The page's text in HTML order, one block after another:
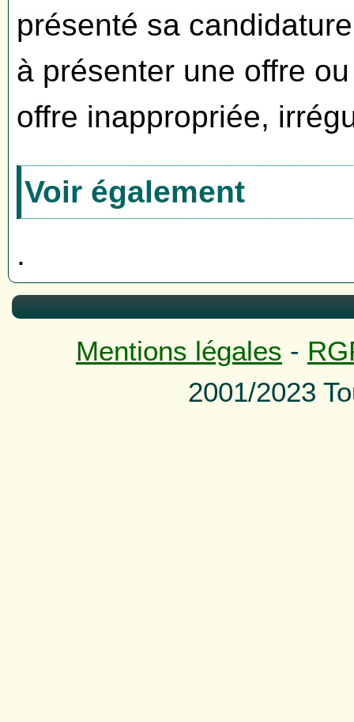
présenté sa
à présenter une offre
offre inappropriée,
Voir également
.
Mentions légales -
2001/2023